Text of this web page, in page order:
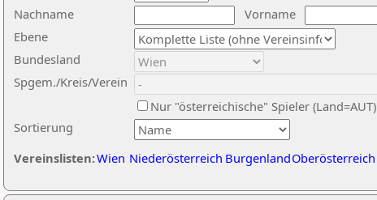
Nachname
Vorname
Ebene
Sortierung
Bundesland
Spgem./Kreis/Verein
Nur "österreichische" Spieler (Land=AUT)
Vereinslisten:Wien Niederösterreich BurgenlandOberösterreich